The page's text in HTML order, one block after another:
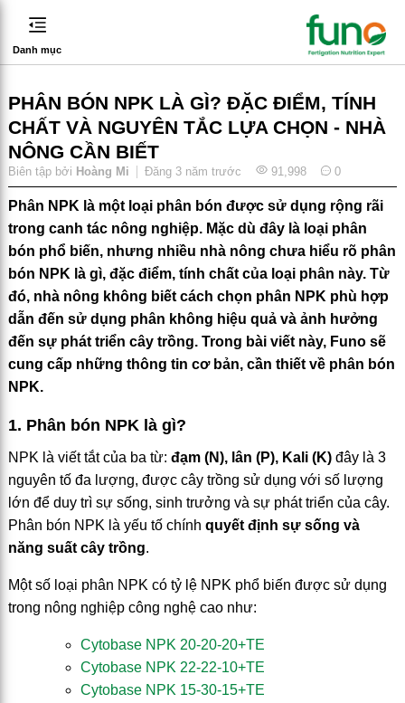
Danh mục
PHÂN BÓN NPK LÀ GÌ? ĐẶC ĐIỂM, TÍNH
CHẤT VÀ NGUYÊN TẮC LỰA CHỌN - NHÀ
NÔNG CẦN BIẾT
Biên tập bởi Hoàng Mi Đăng 3 năm trước 91,998 0
Phân NPK là một loại phân bón được sử dụng rộng rãi
trong canh tác nông nghiệp. Mặc dù đây là loại phân
bón phổ biến, nhưng nhiều nhà nông chưa hiểu rõ phân
bón NPK là gì, đặc điểm, tính chất của loại phân này. Từ
đó, nhà nông không biết cách chọn phân NPK phù hợp
dẫn đến sử dụng phân không hiệu quả và ảnh hưởng
đến sự phát triển cây trồng. Trong bài viết này, Funo sẽ
cung cấp những thông tin cơ bản, cần thiết về phân bón
NPK.
1. Phân bón NPK là gì?
NPK là viết tắt của ba từ: đạm (N), lân (P), Kali (K) đây là 3
nguyên tố đa lượng, được cây trồng sử dụng với số lượng
lớn để duy trì sự sống, sinh trưởng và sự phát triển của cây.
Phân bón NPK là yếu tố chính quyết định sự sống và
năng suất cây trồng.
Một số loại phân NPK có tỷ lệ NPK phổ biến được sử dụng
trong nông nghiệp công nghệ cao như:
Cytobase NPK 20-20-20+TE
Cytobase NPK 22-22-10+TE
Cytobase NPK 15-30-15+TE